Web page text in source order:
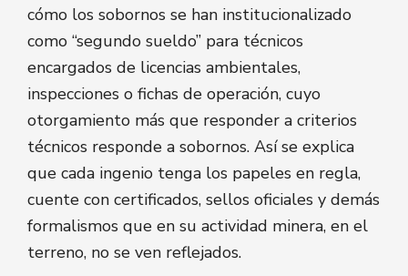
cómo los sobornos se han institucionalizado
como “segundo sueldo” para técnicos
encargados de licencias ambientales,
inspecciones o fichas de operación, cuyo
otorgamiento más que responder a criterios
técnicos responde a sobornos. Así se explica
que cada ingenio tenga los papeles en regla,
cuente con certificados, sellos oficiales y demás
formalismos que en su actividad minera, en el
terreno, no se ven reflejados.